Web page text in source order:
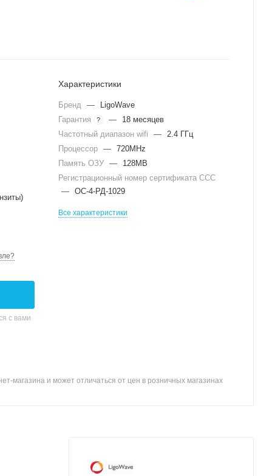
с вами
Характеристики
Бренд —
LigoWave
Гарантия
? —
18 месяцев
Частотный диапазон wifi
— 2.4 ГГц
Процессор — 720MHz
Память ОЗУ —
128MB
Регистрационный номер сертификата ССС
— ОС-4-РД-1029
Все характеристики
магазина и может отличаться от цен в розничных магазинах